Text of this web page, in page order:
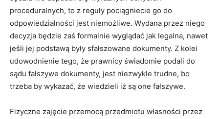
proceduralnych, to z reguły pociągniecie go do
odpowiedzialności jest niemożliwe. Wydana przez niego
decyzja będzie zaś formalnie wyglądać jak legalna, nawet
jeśli jej podstawą były sfałszowane dokumenty. Z kolei
udowodnienie tego, że prawnicy świadomie podali do
sądu fałszywe dokumenty, jest niezwykle trudne, bo
trzeba by wykazać, że wiedzieli iż są one fałszywe.
Fizyczne zajęcie przemocą przedmiotu własności przez